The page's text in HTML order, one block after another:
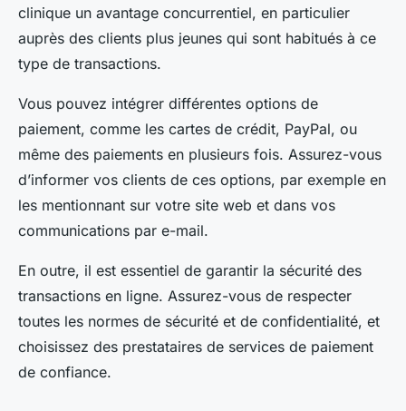
clinique un avantage concurrentiel, en particulier
auprès des clients plus jeunes qui sont habitués à ce
type de transactions.
Vous pouvez intégrer différentes options de
paiement, comme les cartes de crédit, PayPal, ou
même des paiements en plusieurs fois. Assurez-vous
d’informer vos clients de ces options, par exemple en
les mentionnant sur votre site web et dans vos
communications par e-mail.
En outre, il est essentiel de garantir la sécurité des
transactions en ligne. Assurez-vous de respecter
toutes les normes de sécurité et de confidentialité, et
choisissez des prestataires de services de paiement
de confiance.